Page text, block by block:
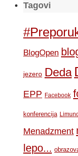
Tagovi
BlogOpen
jezero Deda
EPP Facebook
konferencija
Menadzment
lepo...